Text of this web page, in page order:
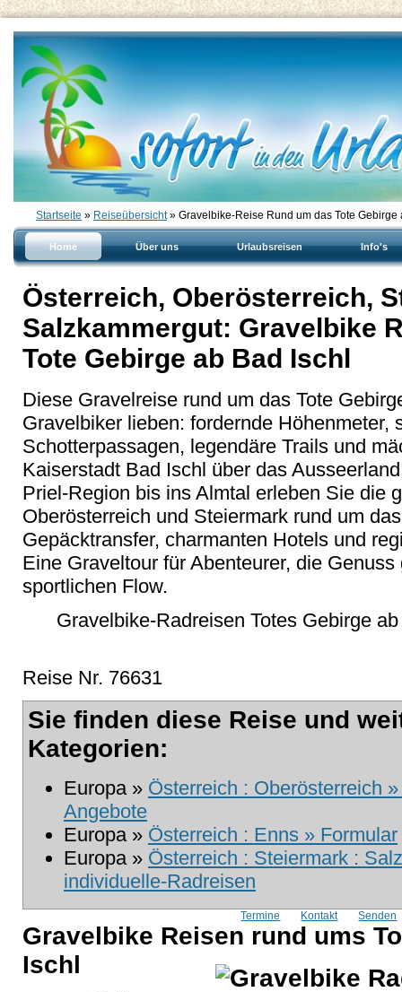
Startseite » Reiseübersicht» Gravelbike-Reise Rund um das Tote Gebirge
Home Über uns Urlaubsreisen Info's
Österreich, Oberösterreich,
Salzkammergut: Gravelbike
Tote Gebirge ab Bad Ischl
Diese Gravelreise rund um das Tote
Gravelbiker lieben: fordernde Höhenmeter,
Schotterpassagen, legendäre Trails und
Kaiserstadt Bad Ischl über das
Priel-Region bis ins Almtal erleben Sie die
Oberösterreich und Steiermark rund um
Gepäcktransfer, charmanten Hotels und
Eine Graveltour für Abenteurer, die
sportlichen Flow.
Gravelbike-Radreisen Totes Gebirge
Reise Nr. 76631
Sie finden diese Reise und
Kategorien:
Europa » Österreich : Oberösterreich
Angebote
Europa » Österreich : Enns » Formular
Europa » Österreich : Steiermark :
individuelle-Radreisen
Termine Kontakt Senden
Gravelbike Reisen rund ums
Ischl